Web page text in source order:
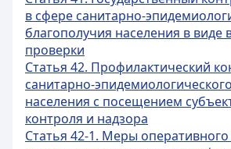
в сфере санитарно-
благополучия населения в виде
проверки
Статья 42. Профилактический
санитарно-
населения с посещением
контроля и надзора
Статья 42-1. Меры